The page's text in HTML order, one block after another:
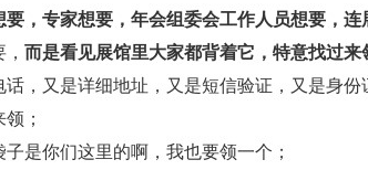
，专家想要，年会组委会工作人员想要，连
而是看见展馆里大家都背着它， 特意找过来
话，又是详细地址，又是短信验证，又是身份
；
是你们这里的啊，我也要领一个；